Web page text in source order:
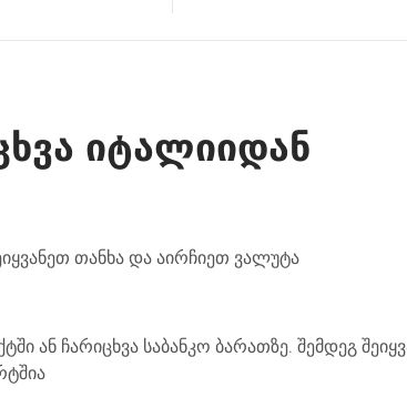
იტალიიდან
თანხა და აირჩიეთ ვალუტა
ან ჩარიცხვა საბანკო ბარათზე. შემდეგ